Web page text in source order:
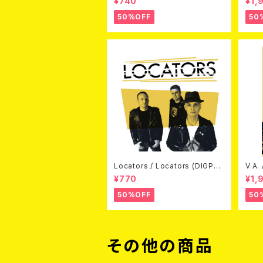
50%OFF
Locators / Locators (DIGPAC
K CD)
¥770
50%OFF
V.A.
その他の商品